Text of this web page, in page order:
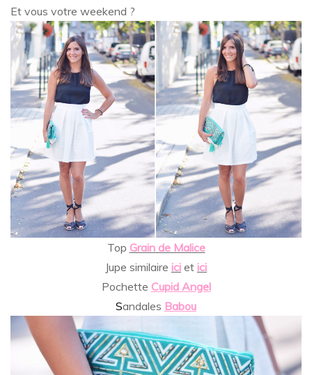
Et vous votre weekend ?
Top Grain de Malice
Jupe similaire ici et ici
Pochette Cupid Angel
Sandales Babou